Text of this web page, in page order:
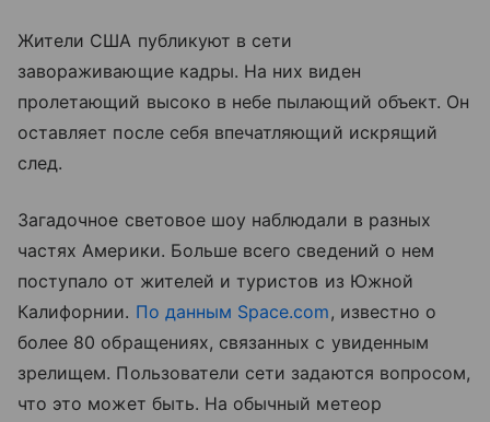
Жители США публикуют в сети
завораживающие кадры. На них виден
пролетающий высоко в небе пылающий объект. Он
оставляет после себя впечатляющий искрящий
след.
Загадочное световое шоу наблюдали в разных
частях Америки. Больше всего сведений о нем
поступало от жителей и туристов из Южной
Калифорнии. По данным Space.com, известно о
более 80 обращениях, связанных с увиденным
зрелищем. Пользователи сети задаются вопросом,
что это может быть. На обычный метеор